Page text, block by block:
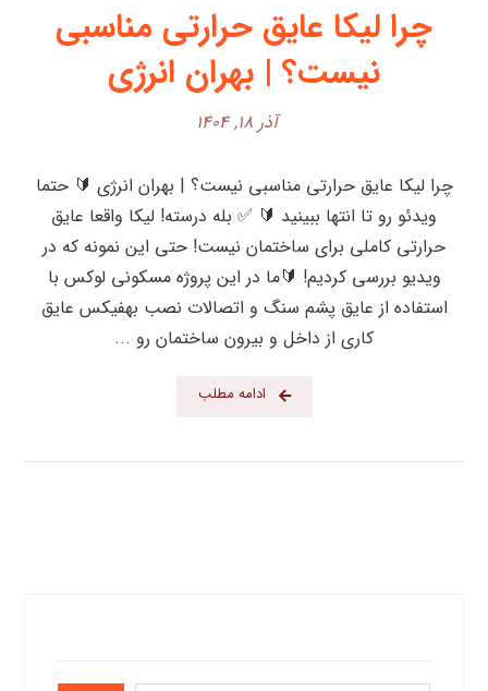
چرا لیکا عایق حرارتی مناسبی
نیست؟ | بهران انرژی
آذر ۱۸, ۱۴۰۴
چرا لیکا عایق حرارتی مناسبی نیست؟ | بهران انرژی 🔰 حتما
ویدئو رو تا انتها ببینید 🔰 ✅ بله درسته! لیکا واقعا عایق
حرارتی کاملی برای ساختمان نیست! حتی این نمونه که در
ویدیو بررسی کردیم! 🔰ما در این پروژه مسکونی لوکس با
استفاده از عایق پشم سنگ و اتصالات نصب بهفیکس عایق
کاری از داخل و بیرون ساختمان رو ...
ادامه مطلب